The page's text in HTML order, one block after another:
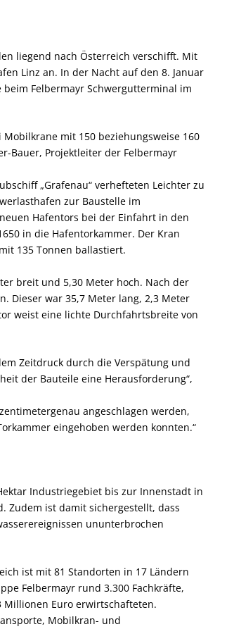
liegend nach Österreich verschifft. Mit
Linz an. In der Nacht auf den 8. Januar
Felbermayr Schwergutterminal im
mit 150 beziehungsweise 160
Bauer, Projektleiter der Felbermayr
„Grafenau“ verhefteten Leichter zu
zur Baustelle im
Hafentors bei der Einfahrt in den
in die Hafentorkammer. Der Kran
135 Tonnen ballastiert.
breit und 5,30 Meter hoch. Nach der
Dieser war 35,7 Meter lang, 2,3 Meter
weist eine lichte Durchfahrtsbreite von
Zeitdruck durch die Verspätung und
der Bauteile eine Herausforderung“,
angeschlagen werden,
eingehoben werden konnten.“
Industriegebiet bis zur Innenstadt in
Zudem ist damit sichergestellt, dass
ununterbrochen
ist mit 81 Standorten in 17 Ländern
Felbermayr rund 3.300 Fachkräfte,
Millionen Euro erwirtschafteten.
Mobilkran- und